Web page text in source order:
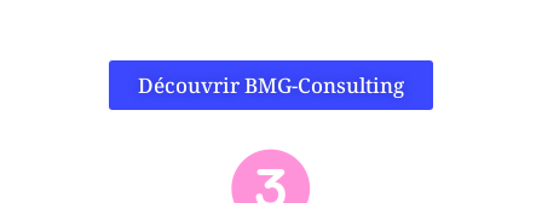
Découvrir BMG-Consulting